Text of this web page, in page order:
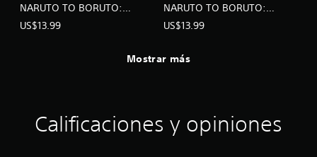
NARUTO TO BORUTO:
SHINOBI STRIKER
US$13.99
NARUTO TO BORUTO:
SHINOBI STRIKER
US$13.99
Mostrar más
Calificaciones y opiniones